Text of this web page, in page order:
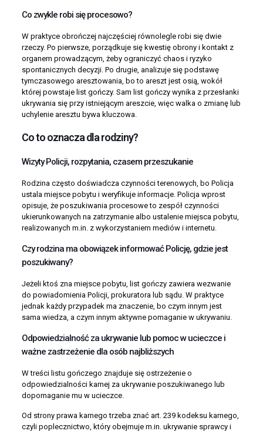
Co zwykle robi się procesowo?
W praktyce obrończej najczęściej równolegle robi się dwie
rzeczy. Po pierwsze, porządkuje się kwestię obrony i kontakt z
organem prowadzącym, żeby ograniczyć chaos i ryzyko
spontanicznych decyzji. Po drugie, analizuje się podstawę
tymczasowego aresztowania, bo to areszt jest osią, wokół
której powstaje list gończy. Sam list gończy wynika z przesłanki
ukrywania się przy istniejącym areszcie, więc walka o zmianę lub
uchylenie aresztu bywa kluczowa.
Co to oznacza dla rodziny?
Wizyty Policji, rozpytania, czasem przeszukanie
Rodzina często doświadcza czynności terenowych, bo Policja
ustala miejsce pobytu i weryfikuje informacje. Policja wprost
opisuje, że poszukiwania procesowe to zespół czynności
ukierunkowanych na zatrzymanie albo ustalenie miejsca pobytu,
realizowanych m.in. z wykorzystaniem mediów i internetu.
Czy rodzina ma obowiązek informować Policję, gdzie jest
poszukiwany?
Jeżeli ktoś zna miejsce pobytu, list gończy zawiera wezwanie
do powiadomienia Policji, prokuratora lub sądu. W praktyce
jednak każdy przypadek ma znaczenie, bo czym innym jest
sama wiedza, a czym innym aktywne pomaganie w ukrywaniu.
Odpowiedzialność za ukrywanie lub pomoc w ucieczce i
ważne zastrzeżenie dla osób najbliższych
W treści listu gończego znajduje się ostrzeżenie o
odpowiedzialności karnej za ukrywanie poszukiwanego lub
dopomaganie mu w ucieczce.
Od strony prawa karnego trzeba znać art. 239 kodeksu karnego,
czyli poplecznictwo, który obejmuje m.in. ukrywanie sprawcy i